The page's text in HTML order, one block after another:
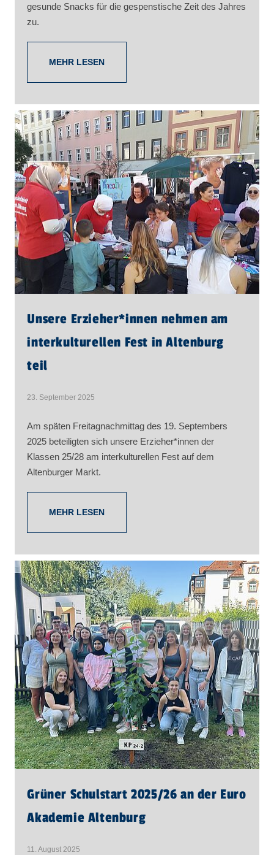
gesunde Snacks für die gespenstische Zeit des Jahres
zu.
MEHR LESEN
Unsere Erzieher​*innen nehmen am
interkulturellen Fest in Altenburg
teil
23. September 2025
Am späten Freitagnachmittag des 19. Septembers
2025 beteiligten sich unsere Erzieher*innen der
Klassen 25/28 am interkulturellen Fest auf dem
Altenburger Markt.
MEHR LESEN
Grüner Schulstart 2025/26 an der Euro
Akademie Altenburg
11. August 2025